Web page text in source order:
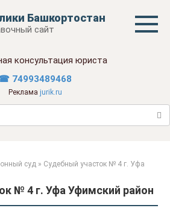
Башкортостан
сайт
консультация юриста
74993489468
Реклама jurik.ru
суд » Судебный участок № 4 г. Уфа
№ 4 г. Уфа Уфимский район